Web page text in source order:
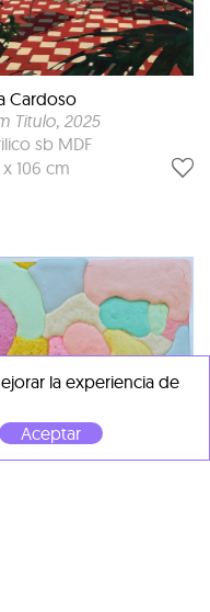
Cardoso
Titulo, 2025
sb MDF
x 106 cm
la experiencia de
Aceptar